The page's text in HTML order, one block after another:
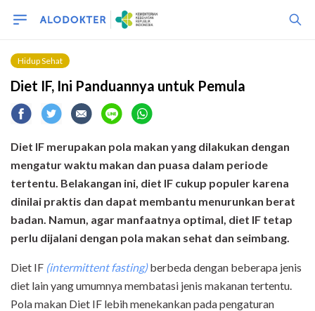
Hidup Sehat
Diet IF, Ini Panduannya untuk Pemula
Diet IF merupakan pola makan yang dilakukan dengan
mengatur waktu makan dan puasa dalam periode
tertentu. Belakangan ini, diet IF cukup populer karena
dinilai praktis dan dapat membantu menurunkan berat
badan. Namun, agar manfaatnya optimal, diet IF tetap
perlu dijalani dengan pola makan sehat dan seimbang.
Diet IF (intermittent fasting)berbeda dengan beberapa jenis
diet lain yang umumnya membatasi jenis makanan tertentu.
Pola makan Diet IF lebih menekankan pada pengaturan